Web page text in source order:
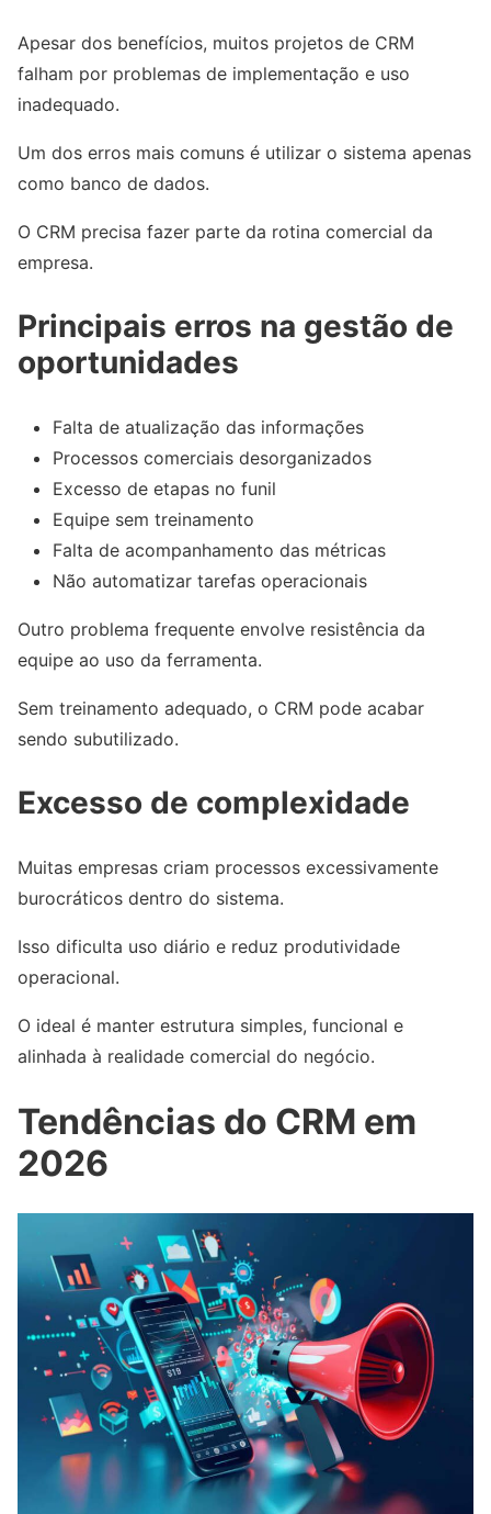
Apesar dos benefícios, muitos projetos de CRM
falham por problemas de implementação e uso
inadequado.
Um dos erros mais comuns é utilizar o sistema apenas
como banco de dados.
O CRM precisa fazer parte da rotina comercial da
empresa.
Principais erros na gestão de
oportunidades
Falta de atualização das informações
Processos comerciais desorganizados
Excesso de etapas no funil
Equipe sem treinamento
Falta de acompanhamento das métricas
Não automatizar tarefas operacionais
Outro problema frequente envolve resistência da
equipe ao uso da ferramenta.
Sem treinamento adequado, o CRM pode acabar
sendo subutilizado.
Excesso de complexidade
Muitas empresas criam processos excessivamente
burocráticos dentro do sistema.
Isso dificulta uso diário e reduz produtividade
operacional.
O ideal é manter estrutura simples, funcional e
alinhada à realidade comercial do negócio.
Tendências do CRM em
2026